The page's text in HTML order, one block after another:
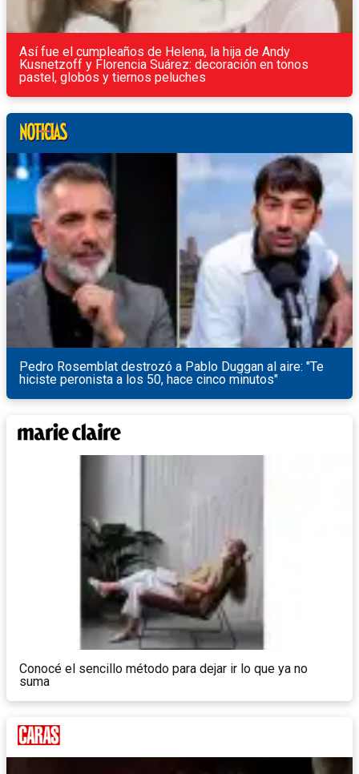
Así fue el cumpleaños de Helena, la hija de Andy
Kusnetzoff y Florencia Suárez: decoración en tonos
pastel, globos y tiernos peluches
Pedro Rosemblat destrozó a Pablo Duggan al aire: "Te
hiciste peronista a los 50, hace cinco minutos"
Conocé el sencillo método para dejar ir lo que ya no
suma